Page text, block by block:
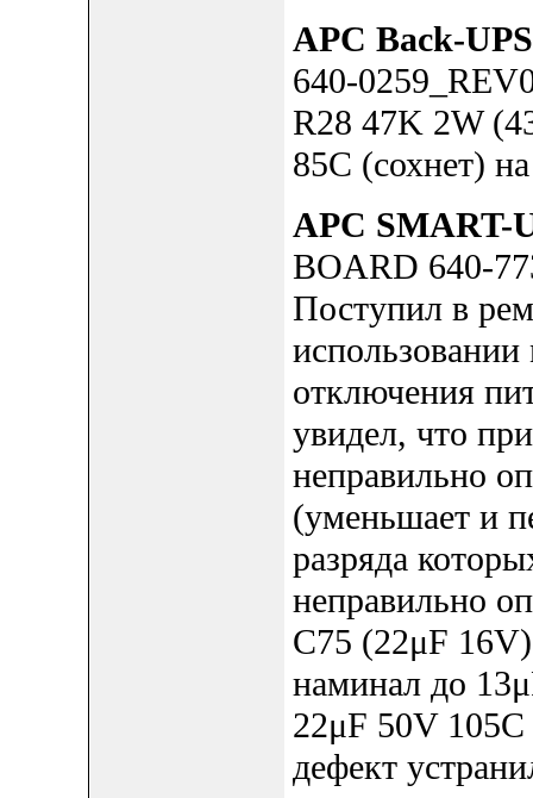
APC Back-
640-
R28 47K 2W
85C (сохнет)
APC SMART-
BOARD 640-
Поступил в
отключения
увидел, что
неправильно
(уменьшает и
разряда
неправильно
C75 (22μF
наминал до
22μF 50V
дефект